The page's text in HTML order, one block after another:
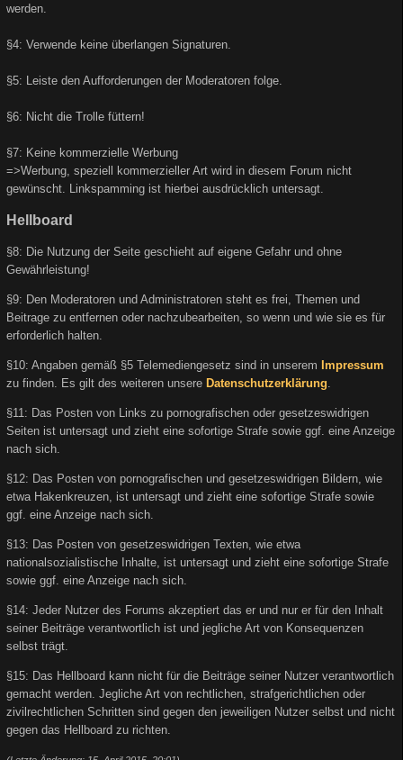
werden.
§4: Verwende keine überlangen Signaturen.
§5: Leiste den Aufforderungen der Moderatoren folge.
§6: Nicht die Trolle füttern!
§7: Keine kommerzielle Werbung
=>Werbung, speziell kommerzieller Art wird in diesem Forum nicht
gewünscht. Linkspamming ist hierbei ausdrücklich untersagt.
Hellboard
§8: Die Nutzung der Seite geschieht auf eigene Gefahr und ohne
Gewährleistung!
§9: Den Moderatoren und Administratoren steht es frei, Themen und
Beitrage zu entfernen oder nachzubearbeiten, so wenn und wie sie es für
erforderlich halten.
§10: Angaben gemäß §5 Telemediengesetz sind in unserem Impressum
zu finden. Es gilt des weiteren unsere Datenschutzerklärung
§11: Das Posten von Links zu pornografischen oder gesetzeswidrigen
Seiten ist untersagt und zieht eine sofortige Strafe sowie ggf. eine Anzeige
nach sich.
§12: Das Posten von pornografischen und gesetzeswidrigen Bildern, wie
etwa Hakenkreuzen, ist untersagt und zieht eine sofortige Strafe sowie
ggf. eine Anzeige nach sich.
§13: Das Posten von gesetzeswidrigen Texten, wie etwa
nationalsozialistische Inhalte, ist untersagt und zieht eine sofortige Strafe
sowie ggf. eine Anzeige nach sich.
§14: Jeder Nutzer des Forums akzeptiert das er und nur er für den Inhalt
seiner Beiträge verantwortlich ist und jegliche Art von Konsequenzen
selbst trägt.
§15: Das Hellboard kann nicht für die Beiträge seiner Nutzer verantwortlich
gemacht werden. Jegliche Art von rechtlichen, strafgerichtlichen oder
zivilrechtlichen Schritten sind gegen den jeweiligen Nutzer selbst und nicht
gegen das Hellboard zu richten.